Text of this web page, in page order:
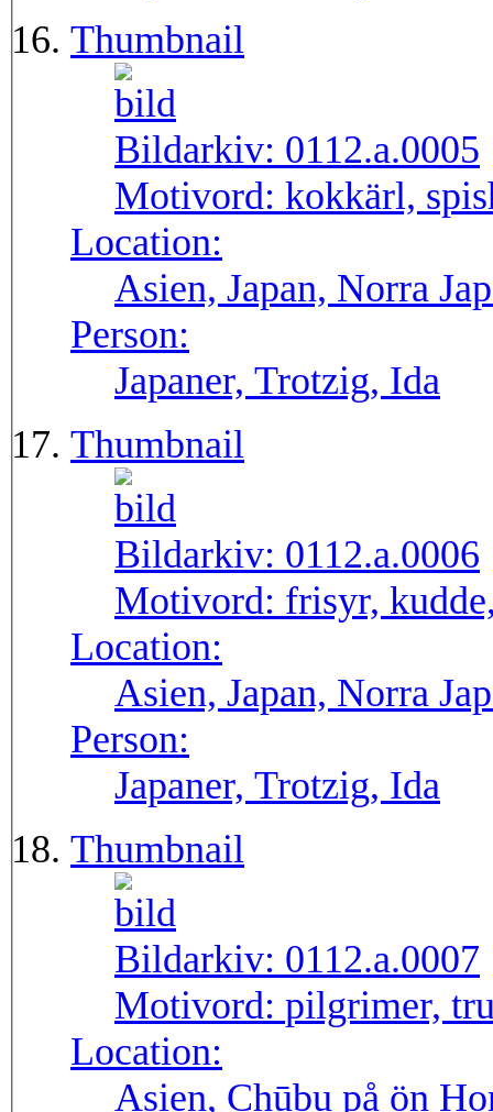
Thumbnail
Bildarkiv: 0112.a.0005
Motivord: kokkärl,
Location:
Asien, Japan, Norra
Person:
Japaner, Trotzig, Ida
Thumbnail
Bildarkiv: 0112.a.0006
Motivord: frisyr,
Location:
Asien, Japan, Norra
Person:
Japaner, Trotzig, Ida
Thumbnail
Bildarkiv: 0112.a.0007
Motivord: pilgrimer,
Location:
Asien, Chūbu på ön